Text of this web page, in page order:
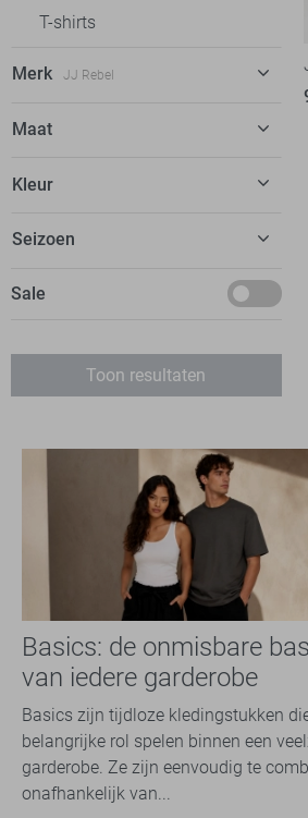
T-shirts
Merk JJ Rebel
Antony Morato 4
Calvin Klein
Desoto
Gabbiano
Jack & Jones 45
10
19
NO-EXCESS 40
Only & Sons
Petrol Industries 3
Pierre Cardin 8
PME legend
Maat
28/32
31/34
M
Kleur
Blauw
Seizoen
Maart
Sale
Toon resultaten
Basics: de onmisbare
van iedere garderobe
Basics zijn tijdloze kledingstukken
belangrijke rol spelen binnen een
garderobe. Ze zijn eenvoudig te
onafhankelijk van...